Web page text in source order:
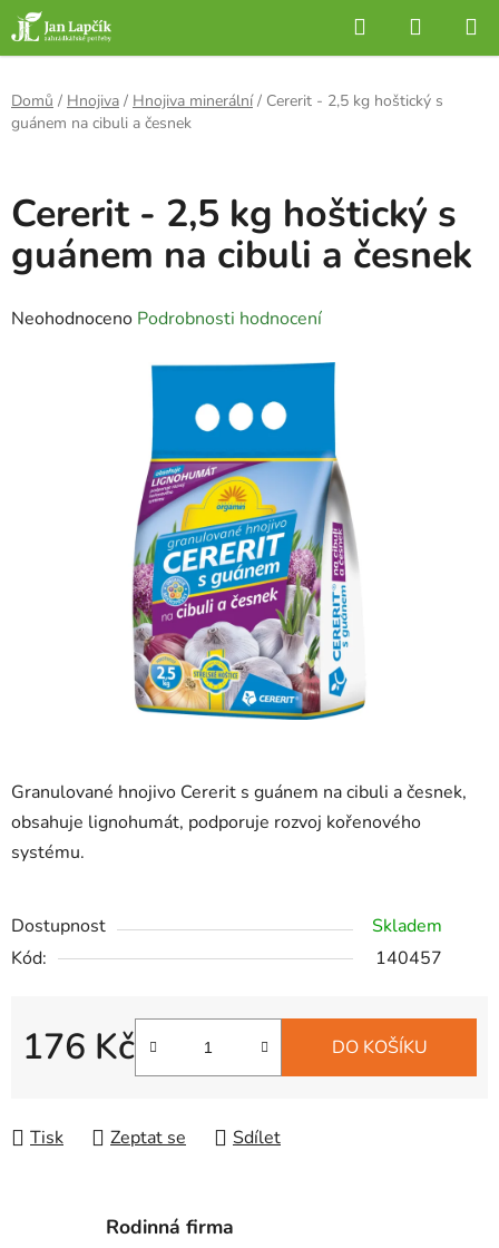
Přejít
na
obsah
Hledat
KOŠÍK
Domů / Hnojiva / Hnojiva minerální / Cererit - 2,5 kg hoštický s
guánem na cibuli a česnek
Granulované hnojivo Cererit s guánem na cibuli a česnek,
obsahuje lignohumát, podporuje rozvoj kořenového
systému.
Dostupnost
Skladem
Kód:
140457
176 Kč DO KOŠÍKU
Tisk Zeptat se Sdílet
Cererit - 2,5 kg hoštický s
guánem na cibuli a česnek
Průměrné
Neohodnoceno Podrobnosti hodnocení
Rodinná firma